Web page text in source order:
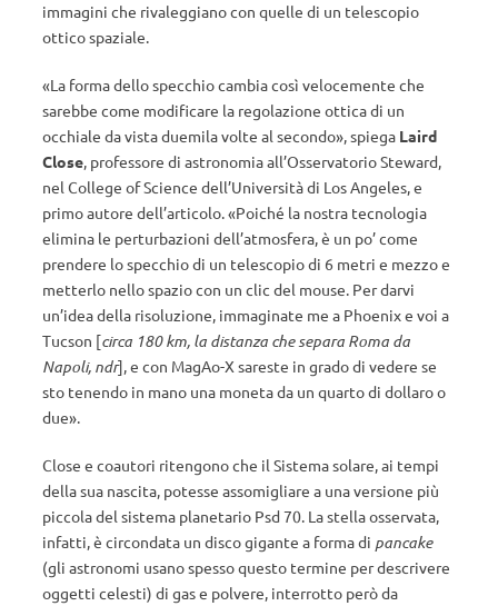
immagini che rivaleggiano con quelle di un telescopio
ottico spaziale.
«La forma dello specchio cambia così velocemente che
sarebbe come modificare la regolazione ottica di un
occhiale da vista duemila volte al secondo», spiega Laird
Close, professore di astronomia all’Osservatorio Steward,
nel College of Science dell’Università di Los Angeles, e
primo autore dell’articolo. «Poiché la nostra tecnologia
elimina le perturbazioni dell’atmosfera, è un po’ come
prendere lo specchio di un telescopio di 6 metri e mezzo e
metterlo nello spazio con un clic del mouse. Per darvi
un’idea della risoluzione, immaginate me a Phoenix e voi a
Tucson [circa 180 km, la distanza che separa Roma da
Napoli, ndr], e con MagAo-X sareste in grado di vedere se
sto tenendo in mano una moneta da un quarto di dollaro o
due».
Close e coautori ritengono che il Sistema solare, ai tempi
della sua nascita, potesse assomigliare a una versione più
piccola del sistema planetario Psd 70. La stella osservata,
infatti, è circondata un disco gigante a forma di pancake
(gli astronomi usano spesso questo termine per descrivere
oggetti celesti) di gas e polvere, interrotto però da